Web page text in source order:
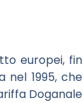
europei, fin
nel 1995, che
Doganale